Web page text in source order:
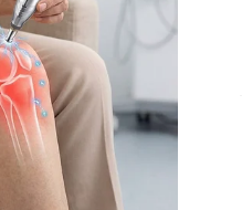
počinje da donosi